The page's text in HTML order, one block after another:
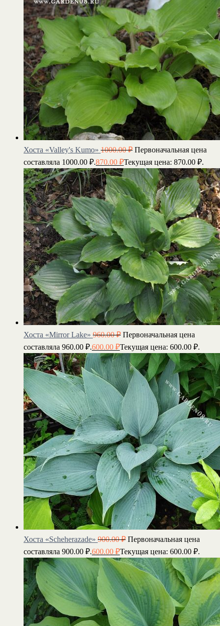
Хоста «Valley's Kumo» 1000.00₽ Первоначальная цена
составляла 1000.00 ₽.870.00 ₽Текущая цена: 870.00 ₽.
Хоста «Mirror Lake» 960.00₽ Первоначальная цена
составляла 960.00 ₽.600.00 ₽Текущая цена: 600.00 ₽.
Хоста «Scheherazade» 900.00₽ Первоначальная цена
составляла 900.00 ₽.600.00 ₽Текущая цена: 600.00 ₽.